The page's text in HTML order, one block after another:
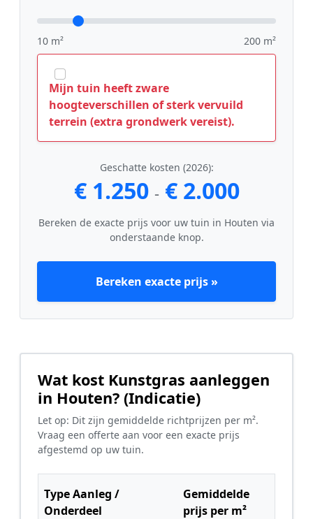
10 m² 200 m²
Mijn tuin heeft zware
hoogteverschillen of sterk vervuild
terrein (extra grondwerk vereist).
Geschatte kosten (2026):
€ 1.250 - € 2.000
Bereken de exacte prijs voor uw tuin in Houten via
onderstaande knop.
Bereken exacte prijs »
Wat kost Kunstgras aanleggen
in Houten? (Indicatie)
Let op: Dit zijn gemiddelde richtprijzen per m².
Vraag een offerte aan voor een exacte prijs
afgestemd op uw tuin.
Type Aanleg /
Onderdeel
Gemiddelde
prijs per m²